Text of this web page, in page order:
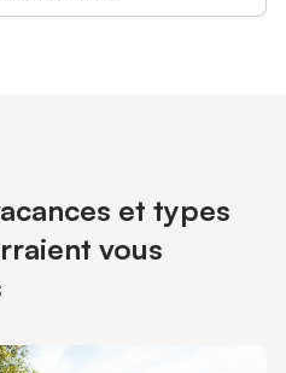
et types
vous